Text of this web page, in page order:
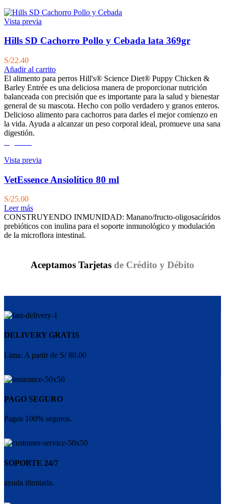
Vista previa
Hills SD Cachorro Pollo y Cebada lata 369gr
S/22.40
Añadir al carrito
El alimento para perros Hill's® Science Diet® Puppy Chicken &
Barley Entrée es una deliciosa manera de proporcionar nutrición
balanceada con precisión que es importante para la salud y bienestar
general de su mascota. Hecho con pollo verdadero y granos enteros.
Delicioso alimento para cachorros para darles el mejor comienzo en
la vida. Ayuda a alcanzar un peso corporal ideal, promueve una sana
digestión.
Vista previa
VetEssence Ansiolítico 80 ml
S/25.00
Leer más
CONSTRUYENDO INMUNIDAD: Manano/fructo-oligosacáridos
prebióticos con inulina para el soporte inmunológico y modulación
de la microflora intestinal.
Aceptamos Tarjetas de Crédito y Débito
DELIVERY GRATIS
Lima: A partir de S/ 80.00
PAGO SEGURO
Pagos 100% seguros.
SOPORTE 24/7
ayuda ilimitada.